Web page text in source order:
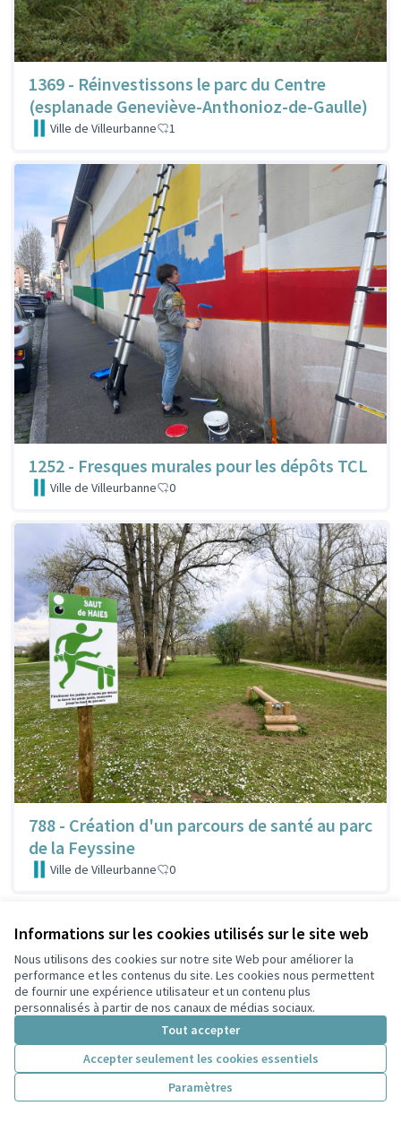
Informations sur les cookies utilisés sur le site web
Nous utilisons des cookies sur notre site Web pour améliorer la
performance et les contenus du site. Les cookies nous permettent
de fournir une expérience utilisateur et un contenu plus
personnalisés à partir de nos canaux de médias sociaux.
Tout accepter
Accepter seulement les cookies essentiels
Paramètres
1369 - Réinvestissons le parc du Centre
(esplanade Geneviève-Anthonioz-de-Gaulle)
Ville de Villeurbanne 1
1252 - Fresques murales pour les dépôts TCL
Ville de Villeurbanne 0
788 - Création d'un parcours de santé au parc
de la Feyssine
Ville de Villeurbanne 0